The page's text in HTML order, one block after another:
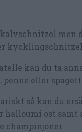
men
kycklingschnitzel.
kan du ta
eller
så kan du
halloumi ost
champinjoner.